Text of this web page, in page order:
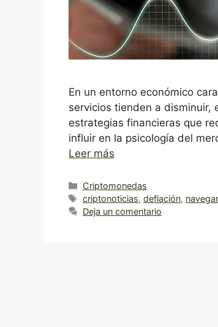
En un entorno económico
servicios tienden a disminuir,
estrategias financieras que
influir en la psicología del
Leer más
Categorías
Criptomonedas
Etiquetas
criptonoticias,deflación,
Deja un comentario